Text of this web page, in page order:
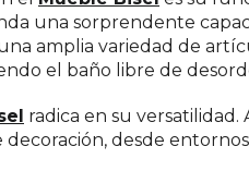
una sorprendente
amplia variedad de
el baño libre de
radica en su versatilidad.
desde